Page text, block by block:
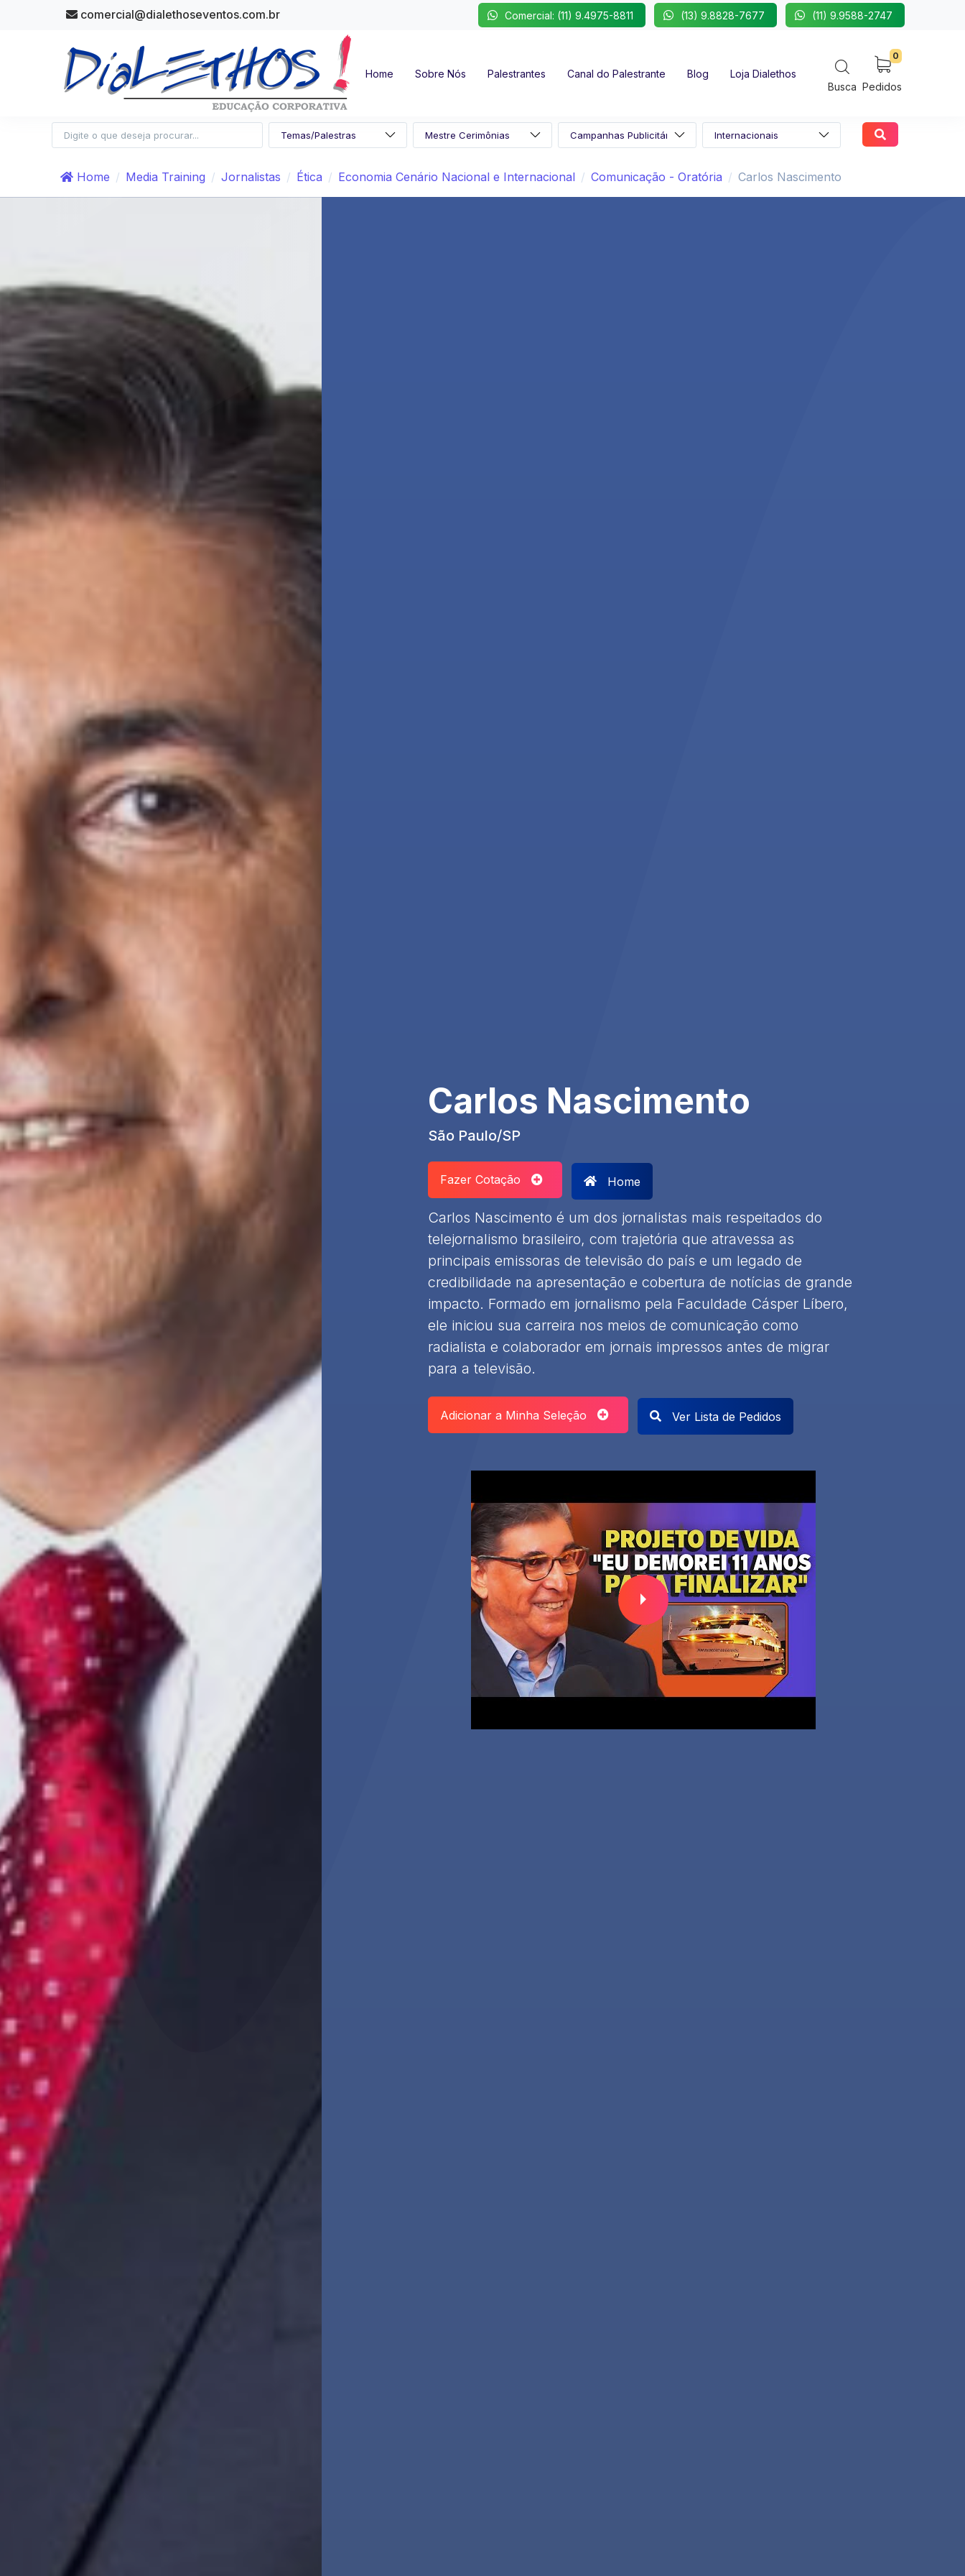
comercial@dialethoseventos.com.br Comercial: (11) 9.4975-8811 (13) 9.8828-7677 (11) 9.9588-2747
Home Sobre Nós Palestrantes Canal do Palestrante Blog
Loja Dialethos
Busca
0
Pedidos
Home Media Training Jornalistas Ética Economia Cenário Nacional e Internacional Comunicação - Oratória Carlos Nascimento
Carlos Nascimento
São Paulo/SP
Fazer Cotação Home
Carlos Nascimento é um dos jornalistas mais respeitados do
telejornalismo brasileiro, com trajetória que atravessa as
principais emissoras de televisão do país e um legado de
credibilidade na apresentação e cobertura de notícias de grande
impacto. Formado em jornalismo pela Faculdade Cásper Líbero,
ele iniciou sua carreira nos meios de comunicação como
radialista e colaborador em jornais impressos antes de migrar
para a televisão.
Adicionar a Minha Seleção Ver Lista de Pedidos